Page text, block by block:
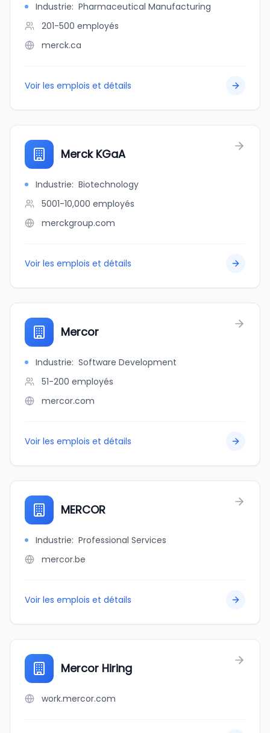
Industrie: Pharmaceutical Manufacturing
201-500 employés
merck.ca
Voir les emplois et détails
Merck KGaA
Industrie: Biotechnology
5001-10,000 employés
merckgroup.com
Voir les emplois et détails
Mercor
Industrie: Software Development
51-200 employés
mercor.com
Voir les emplois et détails
MERCOR
Industrie: Professional Services
mercor.be
Voir les emplois et détails
Mercor Hiring
work.mercor.com